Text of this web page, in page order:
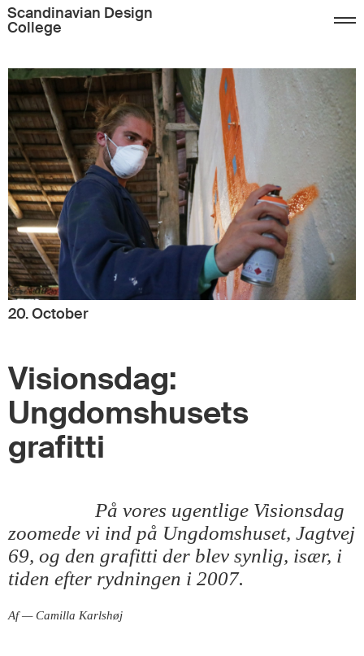
Scandinavian Design
College
20. October
Visionsdag:
Ungdomshusets
grafitti
På vores ugentlige Visionsdag
zoomede vi ind på Ungdomshuset, Jagtvej
69, og den grafitti der blev synlig, især, i
tiden efter rydningen i 2007.
Af — Camilla Karlshøj